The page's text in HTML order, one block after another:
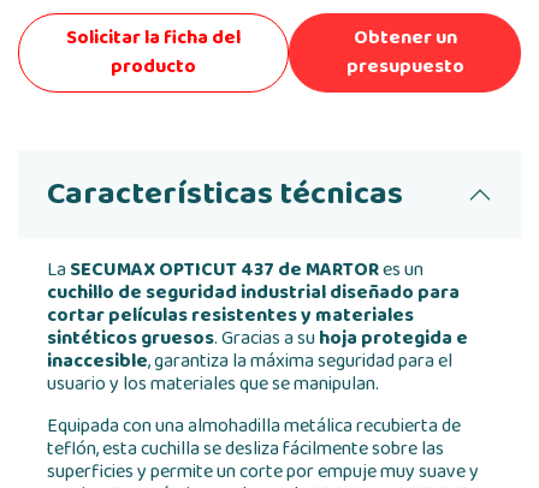
Solicitar la ficha del
producto
Obtener un
presupuesto
Características técnicas
La SECUMAX OPTICUT 437 de MARTORes un
cuchillo de seguridad industrial diseñado para
cortar películas resistentes y materiales
sintéticos gruesos. Gracias a suhoja protegida e
inaccesible, garantiza la máxima seguridad para el
usuario y los materiales que se manipulan.
Equipada con una almohadilla metálica recubierta de
teflón, esta cuchilla se desliza fácilmente sobre las
superficies y permite un corte por empuje muy suave y